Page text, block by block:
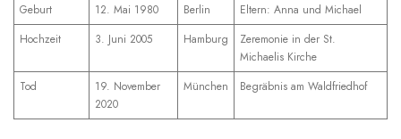
Geburt 12. Mai 1980 Berlin
Eltern: Anna und ⁣Michael
Hochzeit
3. Juni 2005 Hamburg
Zeremonie‌ in der ‌St.​
Michaelis Kirche
Tod
19. November
‌2020
München Begräbnis am Waldfriedhof